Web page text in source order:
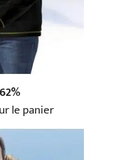
le panier